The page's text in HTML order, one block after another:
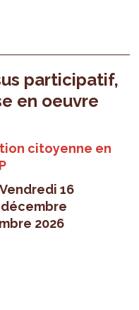
participatif,
en oeuvre
citoyenne en
Vendredi 16
2026